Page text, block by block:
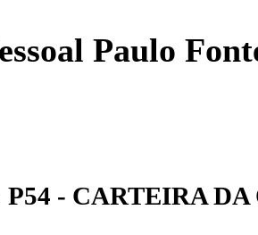
Paulo
P54 - CARTEIRA